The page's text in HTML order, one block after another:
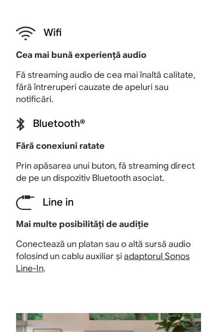
Wifi
Cea mai bună experiență audio
Fă streaming audio de cea mai înaltă calitate,
fără întreruperi cauzate de apeluri sau
notificări.
Bluetooth®
Fără conexiuni ratate
Prin apăsarea unui buton, fă streaming direct
de pe undispozitiv Bluetooth asociat.
Line in
Mai multe posibilități de audiție
Conectează un platan sau o altă sursă audio
folosind un cablu auxiliar șiadaptorul Sonos
Line-In.